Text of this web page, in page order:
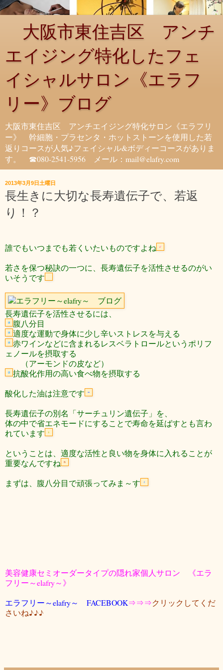
大阪市東住吉区 アンチ
エイジング特化したフェ
イシャルサロン《エラフ
リー》ブログ
大阪市東住吉区 アンチエイジング特化サロン《エラフリ
ー》 幹細胞・プラセンタ・ホットストーンを使用した若
返りコースが人気♪フェイシャル&ボディーコースがありま
す。 ☎080-2541-5956 メール：mail@elafry.com
2013年3月9日土曜日
長生きに大切な長寿遺伝子で、若返
り！？
誰でもいつまでも若くいたいものですよね
若さを保つ秘訣の一つに、長寿遺伝子を活性させるのがい
いそうです
長寿遺伝子を活性させるには、
腹八分目
適度な運動で身体に少し辛いストレスを与える
赤ワインなどに含まれるレスベラトロールというポリフ
ェノールを摂取する
（アーモンドの皮など）
抗酸化作用の高い食べ物を摂取する
酸化した油は注意です
長寿遺伝子の別名「サーチュリン遺伝子」を、
体の中で省エネモードにすることで寿命を延ばすとも言わ
れています
ということは、適度な活性と良い物を身体に入れることが
重要なんですね
まずは、腹八分目で頑張ってみま～す
美容健康セミオーダータイプの隠れ家個人サロン 《エラ
フリー～elafry～》
エラフリー～elafry～ FACEBOOK⇒⇒⇒クリックしてくだ
さいね♪♪♪